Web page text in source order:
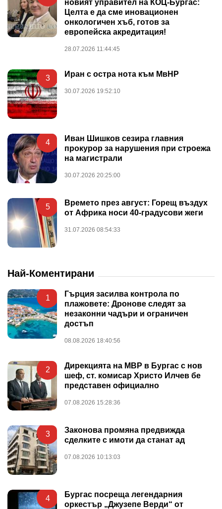
новият управител на КОЦ-Бургас:
Целта е да сме иновационен
онкологичен хъб, готов за
европейска акредитация!
28.07.2026 11:44:45
3 Иран с остра нота към МвНР
30.07.2026 19:52:10
4
Иван Шишков сезира главния
прокурор за нарушения при строежа
на магистрали
30.07.2026 20:25:00
5
Времето през август: Горещ въздух
от Африка носи 40-градусови жеги
31.07.2026 08:54:33
Най-Коментирани
1
Гърция засилва контрола по
плажовете: Дронове следят за
незаконни чадъри и ограничен
достъп
08.08.2026 18:40:56
2
Дирекцията на МВР в Бургас с нов
шеф, ст. комисар Христо Илчев бе
представен официално
07.08.2026 15:28:36
3
Законова промяна предвижда
сделките с имоти да станат ад
07.08.2026 10:13:03
4
Бургас посреща легендарния
оркестър „Джузепе Верди“ от